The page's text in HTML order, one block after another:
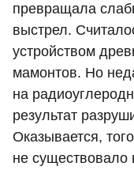
превращала
выстрел.
устройством
мамонтов. Но
на
результат
Оказывается,
не существовало